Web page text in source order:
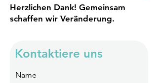
Herzlichen Dank! Gemeinsam
schaffen wir Veränderung.
Kontaktiere uns
Name